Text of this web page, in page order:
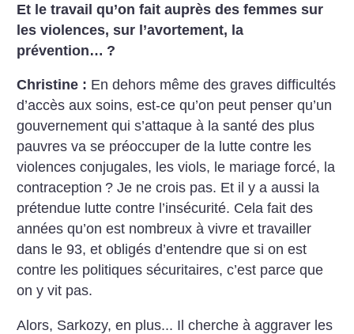
Et le travail qu’on fait auprès des femmes sur
les violences, sur l’avortement, la
prévention… ?
Christine : En dehors même des graves difficultés
d’accès aux soins, est-ce qu’on peut penser qu’un
gouvernement qui s’attaque à la santé des plus
pauvres va se préoccuper de la lutte contre les
violences conjugales, les viols, le mariage forcé, la
contraception ? Je ne crois pas. Et il y a aussi la
prétendue lutte contre l’insécurité. Cela fait des
années qu’on est nombreux à vivre et travailler
dans le 93, et obligés d’entendre que si on est
contre les politiques sécuritaires, c’est parce que
on y vit pas.
Alors, Sarkozy, en plus... Il cherche à aggraver les